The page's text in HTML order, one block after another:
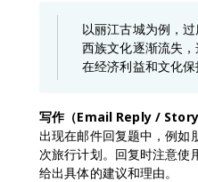
以丽江古城为例，
西族文化逐渐流失
在经济利益和文化保
写作（Email Reply /
出现在邮件回复题中，例如
次旅行计划。回复时注意使
给出具体的建议和理由。